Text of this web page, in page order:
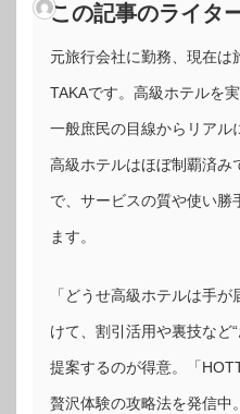
この記事のライタ
元旅行会社に勤務、現在
TAKAです。高級ホテルを
一般庶民の目線からリアル
高級ホテルはほぼ制覇済み
で、サービスの質や使い勝
ます。
「どうせ高級ホテルは手
けて、割引活用や裏技など
提案するのが得意。「
贅沢体験の攻略法を発信中